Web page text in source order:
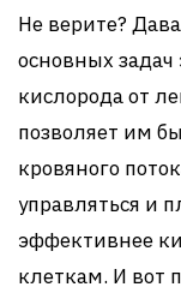
Не верите?
основных задач
кислорода от
позволяет им
кровяного
управляться и
эффективнее
клеткам. И вот